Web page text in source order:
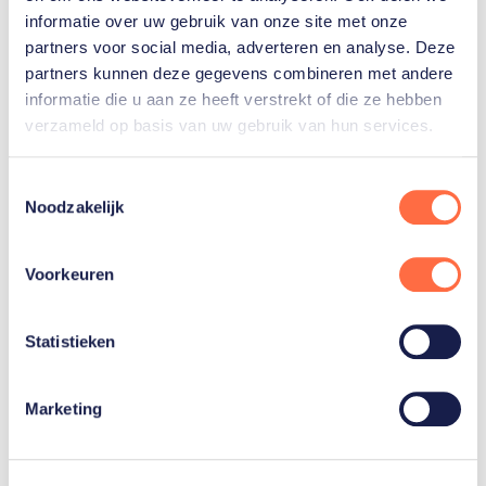
informatie over uw gebruik van onze site met onze
partners voor social media, adverteren en analyse. Deze
partners kunnen deze gegevens combineren met andere
informatie die u aan ze heeft verstrekt of die ze hebben
verzameld op basis van uw gebruik van hun services.
Noodzakelijk
Voorkeuren
Statistieken
Marketing
FIH Hockey Pro League
De Hockey Pro League wordt sinds 2019 elk jaar
doen hier aan mee. Zowel bij de mannen als bij de
vrouwen spelen alle negen deelnemende landen
twee keer tegen elkaar in steeds een ander land.
De wedstrijden worden gespeeld van december tot
Gerelateerde sporters